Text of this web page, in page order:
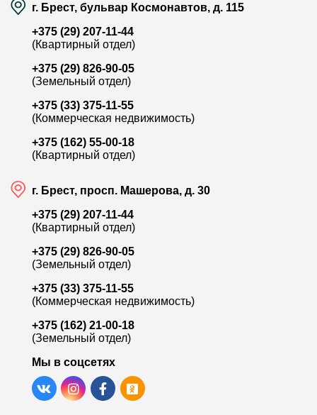
г. Брест, бульвар Космонавтов, д. 115
+375 (29) 207-11-44
(Квартирный отдел)
+375 (29) 826-90-05
(Земельный отдел)
+375 (33) 375-11-55
(Коммерческая недвижимость)
+375 (162) 55-00-18
(Квартирный отдел)
г. Брест, просп. Машерова, д. 30
+375 (29) 207-11-44
(Квартирный отдел)
+375 (29) 826-90-05
(Земельный отдел)
+375 (33) 375-11-55
(Коммерческая недвижимость)
+375 (162) 21-00-18
(Земельный отдел)
Мы в соцсетях